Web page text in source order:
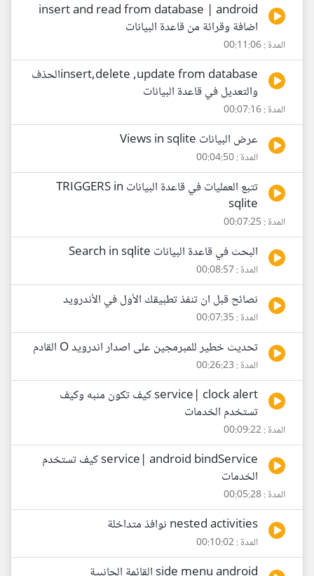
insert and read from database | android
اضافة وقرائة من قاعدة البيانات
المدة : 00:11:06
insert,delete ,update from databaseالحذف
والتعديل في قاعدة البيانات
المدة : 00:07:16
عرض البيانات Views in sqlite
المدة : 00:04:50
تتبع العمليات في قاعدة البيانات TRIGGERS in
sqlite
المدة : 00:07:25
البحث في قاعدة البيانات Search in sqlite
المدة : 00:08:57
نصائح قبل ان تنفذ تطبيقك الأول في الأندرويد
المدة : 00:07:35
تحديث خطير للمبرمجين على اصدار اندرويد O القادم
المدة : 00:26:23
service| clock alert كيف تكون منبه وكيف
تستخدم الخدمات
المدة : 00:09:22
service| android bindService كيف تستخدم
الخدمات
المدة : 00:05:28
nested activities نوافذ متداخلة
المدة : 00:10:02